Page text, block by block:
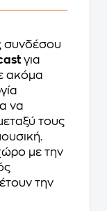
συνδέσου
για
ακόμα
να
τους
με την
την